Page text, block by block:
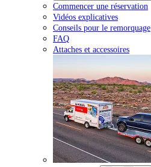
Commencer une réservation
Vidéos explicatives
Conseils pour le remorquage
FAQ
Attaches et accessoires